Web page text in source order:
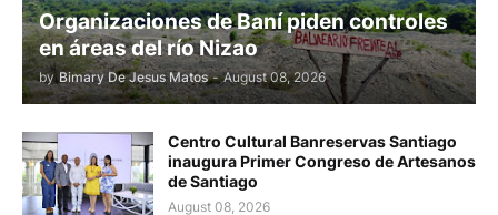
Organizaciones de Baní piden controles
en áreas del río Nizao
by Bimary De Jesus Matos - August 08, 2026
Centro Cultural Banreservas Santiago
inaugura Primer Congreso de Artesanos
de Santiago
August 08, 2026